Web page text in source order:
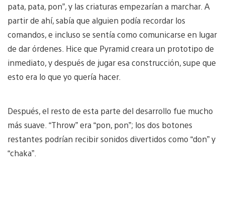
pata, pata, pon”, y las criaturas empezarían a marchar. A
partir de ahí, sabía que alguien podía recordar los
comandos, e incluso se sentía como comunicarse en lugar
de dar órdenes. Hice que Pyramid creara un prototipo de
inmediato, y después de jugar esa construcción, supe que
esto era lo que yo quería hacer.
Después, el resto de esta parte del desarrollo fue mucho
más suave. “Throw” era “pon, pon”; los dos botones
restantes podrían recibir sonidos divertidos como “don” y
“chaka”.